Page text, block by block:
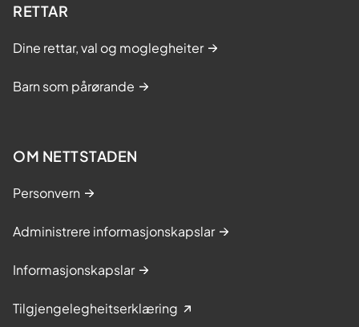
RETTAR
Dine rettar, val og moglegheiter
Barn som pårørande
OM NETTSTADEN
Personvern
Administrere informasjonskapslar
Informasjonskapslar
Tilgjengelegheitserklæring